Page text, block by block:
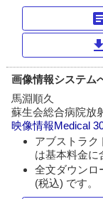
download
画像情報システム
馬淵順久
蘇生会総合病院放
映像情報Medical
アブストラク
は基本料金に
全文ダウンロ
(税込) です。